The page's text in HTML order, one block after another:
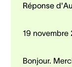
Réponse
19 novembre
Bonjour.